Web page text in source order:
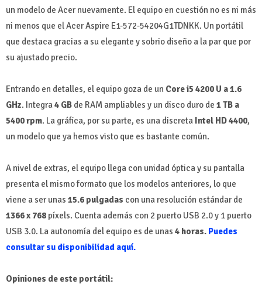
un modelo de Acer nuevamente. El equipo en cuestión no es ni más
ni menos que el Acer Aspire E1-572-54204G1TDNKK. Un portátil
que destaca gracias a su elegante y sobrio diseño a la par que por
su ajustado precio.
Entrando en detalles, el equipo goza de un Core i5 4200 U a 1.6
GHz. Integra4 GB de RAM ampliables y un disco duro de 1 TB a
5400 rpm. La gráfica, por su parte, es una discreta Intel HD 4400,
un modelo que ya hemos visto que es bastante común.
A nivel de extras, el equipo llega con unidad óptica y su pantalla
presenta el mismo formato que los modelos anteriores, lo que
viene a ser unas 15.6 pulgadas con una resolución estándar de
1366 x 768 píxels. Cuenta además con 2 puerto USB 2.0 y 1 puerto
USB 3.0. La autonomía del equipo es de unas 4 horas. Puedes
consultar su disponibilidad aquí.
Opiniones de este portátil: